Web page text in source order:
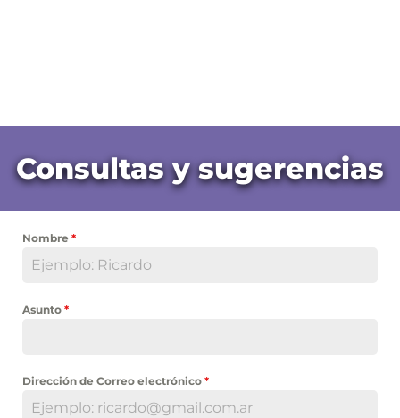
Consultas y sugerencias
Nombre *
Asunto *
Dirección de Correo electrónico *